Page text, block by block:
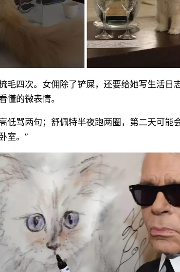
毛四次。女佣除了铲屎，还要给她写生活日
懂的微表情。
低骂两句；舒佩特半夜跑两圈，第二天可能
室。”